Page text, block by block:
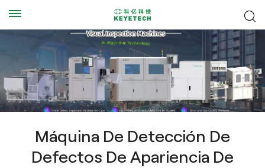
Máquina De Detección De
Defectos De Apariencia De